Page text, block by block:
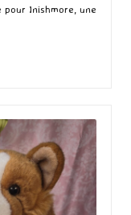
pour Inishmore, une